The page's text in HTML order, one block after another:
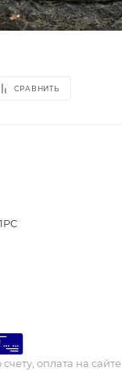
СРАВНИТЬ
оплата на сайте